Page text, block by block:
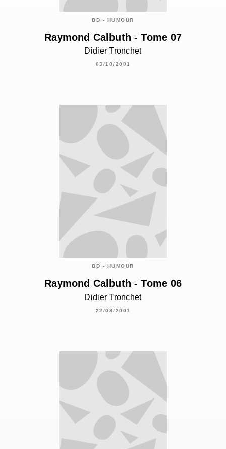
BD - HUMOUR
Raymond Calbuth - Tome 07
Didier Tronchet
03/10/2001
BD - HUMOUR
Raymond Calbuth - Tome 06
Didier Tronchet
22/08/2001